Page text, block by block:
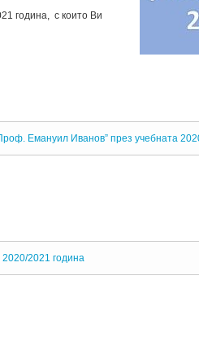
година, с които Ви
Емануил Иванов” през учебната
2021 година